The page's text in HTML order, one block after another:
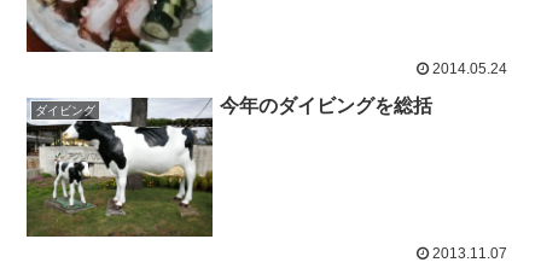
2014.05.24
ダイビング 今年のダイビングを総括
2013.11.07